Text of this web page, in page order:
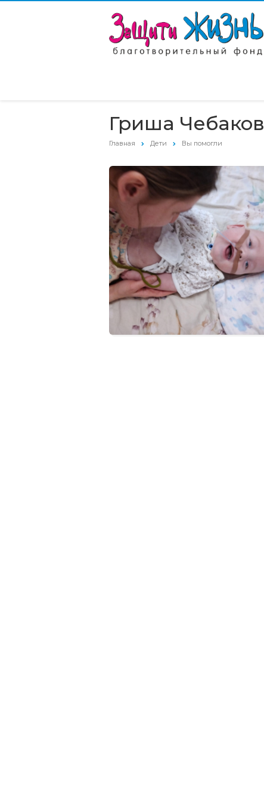
Гриша Чебаков
Главная Дети Вы помогли